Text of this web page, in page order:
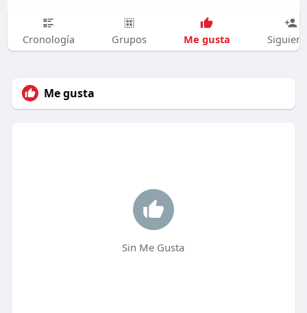
Cronología Grupos Me gusta
Me gusta
Sin Me Gusta